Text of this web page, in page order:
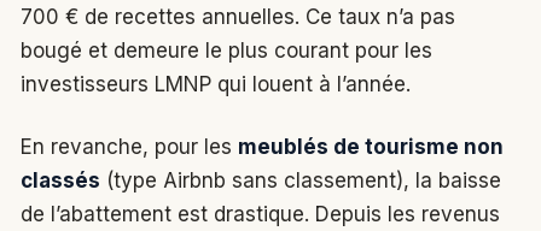
700 € de recettes annuelles. Ce taux n’a pas
bougé et demeure le plus courant pour les
investisseurs LMNP qui louent à l’année.
En revanche, pour les meublés de tourisme non
classés (type Airbnb sans classement), la baisse
de l’abattement est drastique. Depuis les revenus